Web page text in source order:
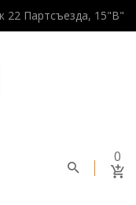
22 Партсъезда, 15"В"
0